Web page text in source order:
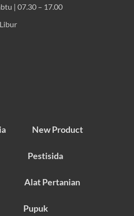
| 07.30 – 17.00
New Product
Pestisida
Alat Pertanian
Pupuk